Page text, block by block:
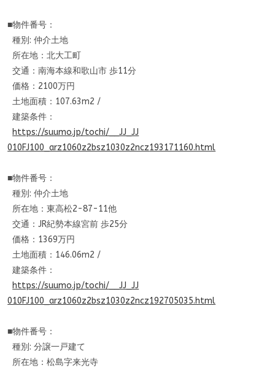
■物件番号：
種別: 仲介土地
所在地：北大工町
交通：南海本線和歌山市 歩11分
価格：2100万円
土地面積：107.63m2 /
建築条件：
https://suumo.jp/tochi/__JJ_JJ
010FJ100_arz1060z2bsz1030z2ncz193171160.html
■物件番号：
種別: 仲介土地
所在地：東高松2-87-11他
交通：JR紀勢本線宮前 歩25分
価格：1369万円
土地面積：146.06m2 /
建築条件：
https://suumo.jp/tochi/__JJ_JJ
010FJ100_arz1060z2bsz1030z2ncz192705035.html
■物件番号：
種別: 分譲一戸建て
所在地：松島字来光寺